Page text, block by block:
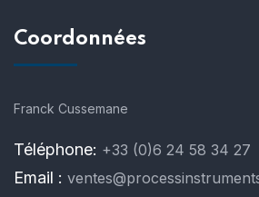
Coordonnées
Franck Cussemane
Téléphone: +33 (0)6 24 58 34 27
Email :